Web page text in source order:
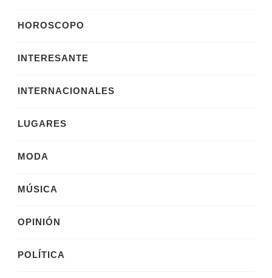
HOROSCOPO
INTERESANTE
INTERNACIONALES
LUGARES
MODA
MÚSICA
OPINIÓN
POLÍTICA